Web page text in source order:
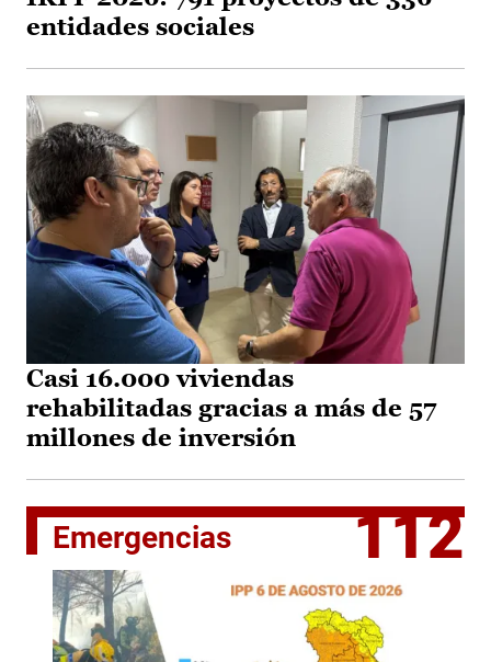
entidades sociales
Casi 16.000 viviendas
rehabilitadas gracias a más de 57
millones de inversión
Emergencias 112